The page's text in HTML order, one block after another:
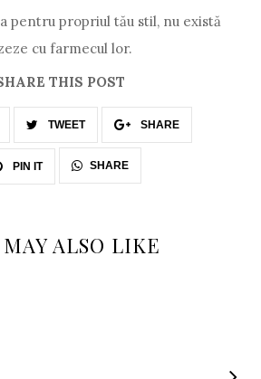
pentru propriul tău stil, nu există
cu farmecul lor.
THIS POST
TWEET SHARE
PIN IT SHARE
ALSO LIKE